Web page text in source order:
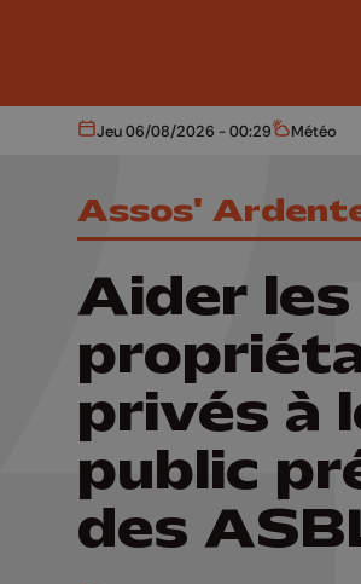
Aujourd'hui
Jeu 06/08/2026 - 00:29 Météo
Météo
Assos'
Aider les
privés à
public
des